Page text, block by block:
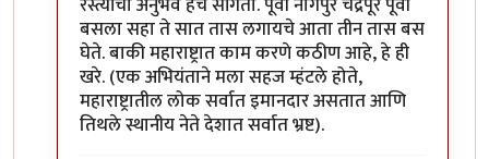
बसला सहा ते सात तास लगायचे आता तीन तास बस
घेते. बाकी महाराष्ट्रात काम करणे कठीण आहे, हे ही
खरे. (एक अभियंताने मला सहज म्हंटले होते,
महाराष्ट्रातील लोक सर्वात इमानदार असतात आणि
तिथले स्थानीय नेते देशात सर्वात भ्रष्ट).